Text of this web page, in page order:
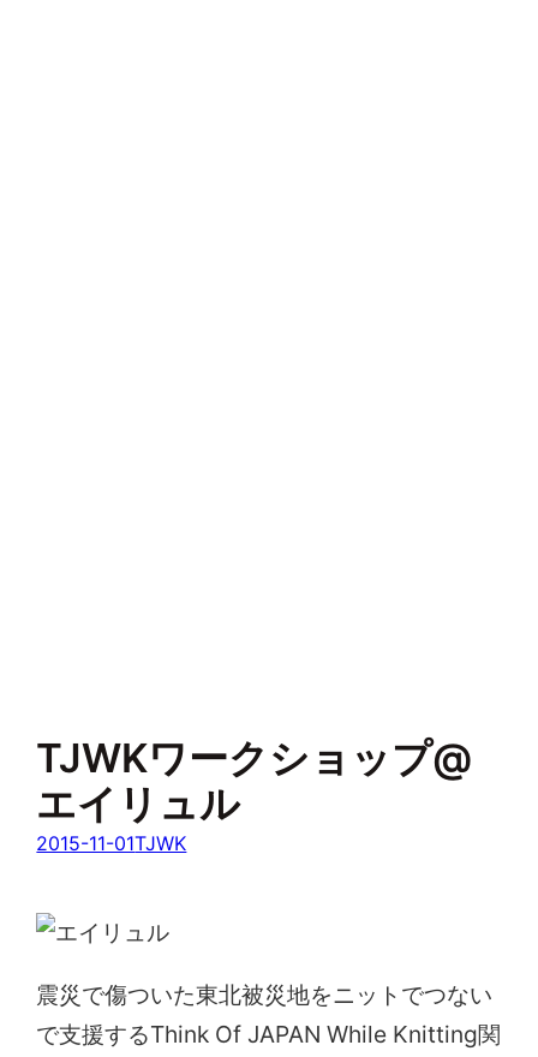
TJWKワークショップ@
エイリュル
2015-11-01TJWK
震災で傷ついた東北被災地をニットでつない
で支援するThink Of JAPAN While Knitting関